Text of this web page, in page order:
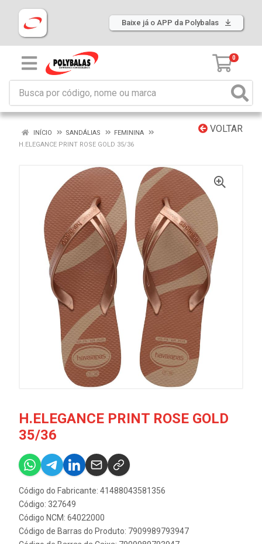
Baixe já o APP da Polybalas
0
VOLTAR
INÍCIO SANDÁLIAS
FEMININA
H.ELEGANCE PRINT ROSE GOLD 35/36
H.ELEGANCE PRINT ROSE GOLD
35/36
Código do Fabricante: 41488043581356
Código: 327649
Código NCM: 64022000
Código de Barras do Produto: 7909989793947